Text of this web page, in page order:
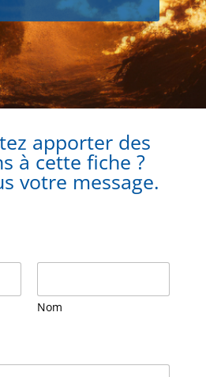
apporter des
à cette fiche ?
votre message.
Nom